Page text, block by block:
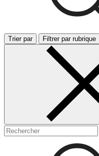
Trier par Filtrer par rubrique